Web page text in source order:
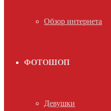
Обзор интернета
ФОТОШОП
Девушки